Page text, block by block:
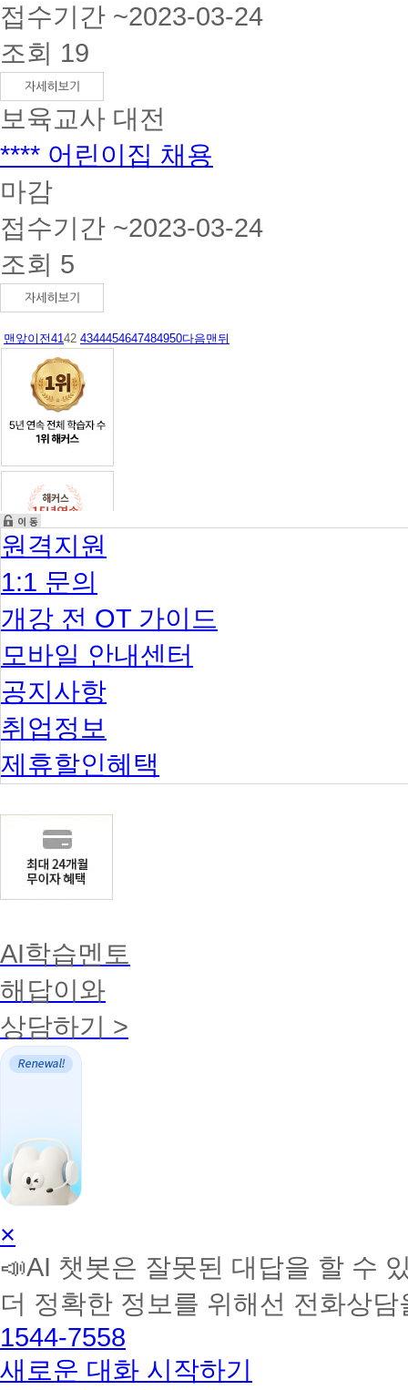
접수기간 ~2023-03-24
조회 19
보육교사 대전
**** 어린이집 채용
마감
접수기간 ~2023-03-24
조회 5
맨앞이전4142 4344454647484950다음맨뒤
원격지원
1:1 문의
개강 전 OT 가이드
모바일 안내센터
공지사항
취업정보
제휴할인혜택
AI학습멘토
해답이와
상담하기 >
AI
학
습
토
커
BETA
×
📣AI 챗봇은 잘못된 대답을 할 수
더 정확한 정보를 위해선 전화상
1544-7558
새로운 대화 시작하기